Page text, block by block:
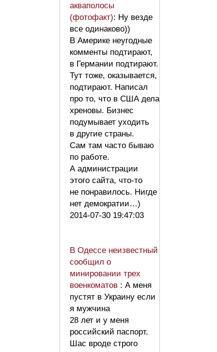
акваполосы
(фотофакт): Ну везде
все одинаково))
В Америке неугодные
комменты подтирают,
в Германии подтирают.
Тут тоже, оказывается,
подтирают. Написал
про то, что в США дела
хреновы. Бизнес
подумывает уходить
в другие страны.
Сам там часто бываю
по работе.
А администрации
этого сайта, что-то
не понравилось. Нигде
нет демократии…)
2014-07-30 19:47:03
В Одессе неизвестный
сообщил о
минировании трех
военкоматов : А меня
пустят в Украину если
я мужчина
28 лет и у меня
российский паспорт.
Шас вроде строго